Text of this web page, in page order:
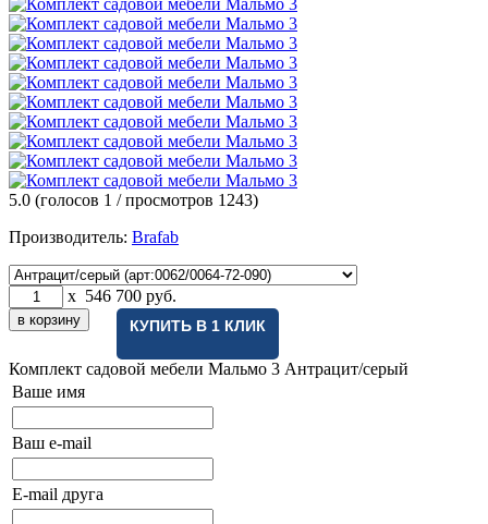
5.0 (голосов 1 / просмотров 1243)
Производитель: Brafab
x 546 700 руб.
КУПИТЬ В 1 КЛИК
Комплект садовой мебели Мальмо 3 Антрацит/серый
Ваше имя
Ваш e-mail
E-mail друга